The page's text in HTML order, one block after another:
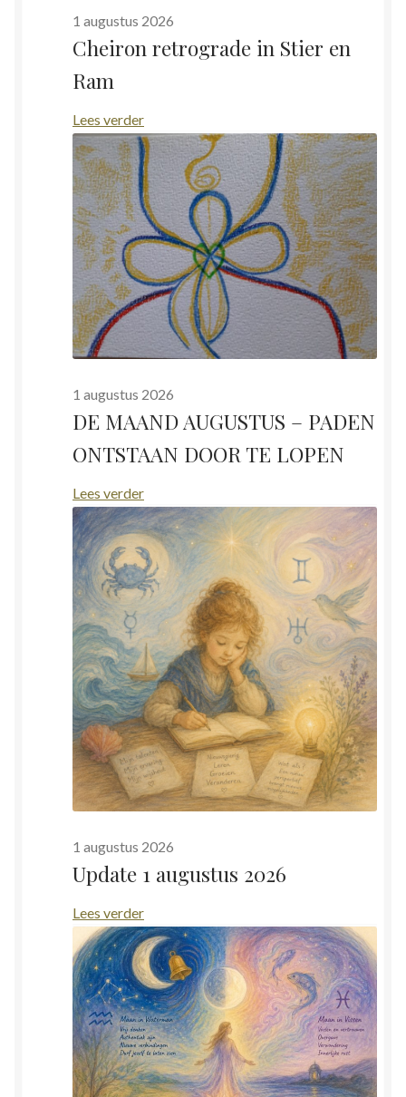
1 augustus 2026
Cheiron retrograde in Stier en
Ram
Lees verder:
Cheiron
retrograde
in
Stier
en
Ram
1 augustus 2026
DE MAAND AUGUSTUS – PADEN
ONTSTAAN DOOR TE LOPEN
Lees verder:
DE
MAAND
AUGUSTUS
–
PADEN
ONTSTAAN
DOOR
TE
LOPEN
1 augustus 2026
Update 1 augustus 2026
Lees verder:
Update
1
augustus
2026